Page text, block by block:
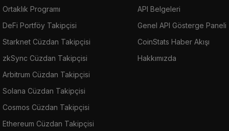
Ortaklık Programı
DeFi Portföy Takipçisi
Starknet Cüzdan Takipçisi
zkSync Cüzdan Takipçisi
Arbitrum Cüzdan Takipçisi
Solana Cüzdan Takipçisi
Cosmos Cüzdan Takipçisi
Ethereum Cüzdan Takipçisi
API Belgeleri
Genel API Gösterge Paneli
CoinStats Haber Akışı
Hakkımızda